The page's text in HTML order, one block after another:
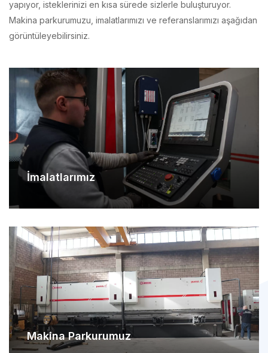
görüntüleyebilirsiniz.
İmalatlarımız
Makina Parkurumuz
Referanslarımız